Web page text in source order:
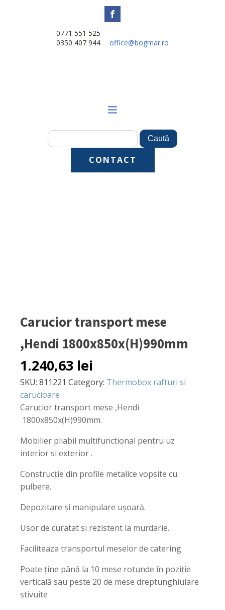
0771 551 525
0350 407 944
office@bogmar.ro
CONTACT
Carucior transport mese
,Hendi 1800x850x(H)990mm
1.240,63 lei
SKU: 811221 Category: Thermobox rafturi si
carucioare
Carucior transport mese ,Hendi
1800x850x(H)990mm.
Mobilier pliabil multifunctional pentru uz
interior si exterior .
Construcție din profile metalice vopsite cu
pulbere.
Depozitare și manipulare ușoară.
Usor de curatat si rezistent la murdarie.
Faciliteaza transportul meselor de catering
Poate ține până la 10 mese rotunde în poziție
verticală sau peste 20 de mese dreptunghiulare
stivuite